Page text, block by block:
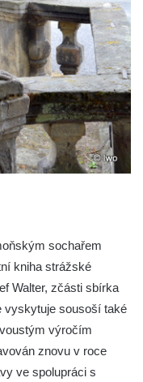
sochařem
kniha strážské
Walter, zčásti sbírka
vyskytuje sousoší také
výročím
znovu v roce
ve spolupráci s